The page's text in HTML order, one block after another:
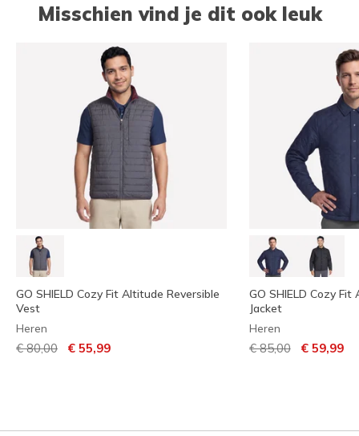
Misschien vind je dit ook leuk
GO SHIELD Cozy Fit Altitude Reversible
Vest
Heren
Prijs verlaagd van
€ 80,00 naar
€ 55,99
GO SHIELD Cozy
Jacket
Heren
Prijs verlaagd van
€ 85,00naar
€ 59,99